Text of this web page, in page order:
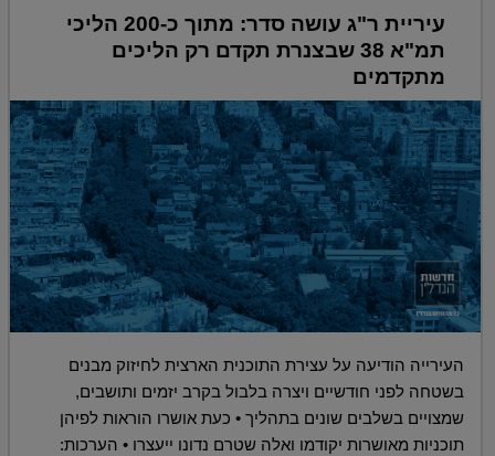
עיריית ר"ג עושה סדר: מתוך כ-200 הליכי
תמ"א 38 שבצנרת תקדם רק הליכים
מתקדמים
העירייה הודיעה על עצירת התוכנית הארצית לחיזוק מבנים
בשטחה לפני חודשיים ויצרה בלבול בקרב יזמים ותושבים,
שמצויים בשלבים שונים בתהליך • כעת אושרו הוראות לפיהן
תוכניות מאושרות יקודמו ואלה שטרם נדונו ייעצרו • הערכות: